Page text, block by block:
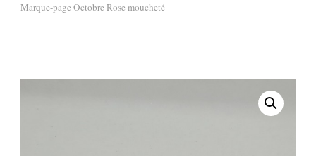
Marque-page Octobre Rose moucheté